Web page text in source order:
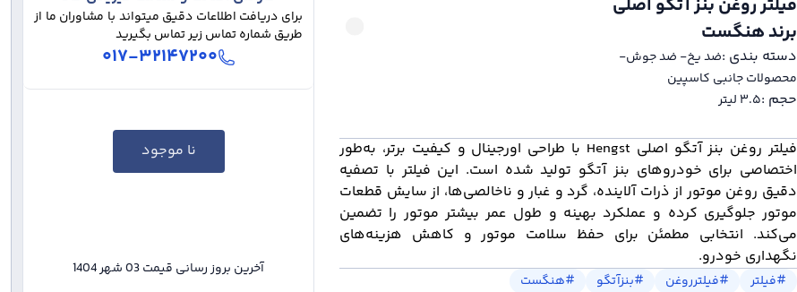
فیلتر روغن بنز آتگو اصلی
برند هنگست
دسته بندی :‌ضد یخ- ضد جوش-
محصولات جانبی کاسپین
حجم :‌۳.۵ لیتر
فیلتر روغن بنز آتگو اصلی Hengst با طراحی اورجینال و کیفیت برتر، به‌طور
اختصاصی برای خودروهای بنز آتگو تولید شده است. این فیلتر با تصفیه
دقیق روغن موتور از ذرات آلاینده، گرد و غبار و ناخالصی‌ها، از سایش قطعات
موتور جلوگیری کرده و عملکرد بهینه و طول عمر بیشتر موتور را تضمین
می‌کند. انتخابی مطمئن برای حفظ سلامت موتور و کاهش هزینه‌های
نگهداری خودرو.
#فیلتر #فیلترروغن #بنزآتگو #هنگست
برای دریافت اطلاعات دقیق میتواند با مشاوران ما از
طریق شماره تماس زیر تماس بگیرید
۰۱۷-۳۲۱۴۷۲۰۰
نا موجود
آخرین بروز رسانی قیمت03 شهر 1404